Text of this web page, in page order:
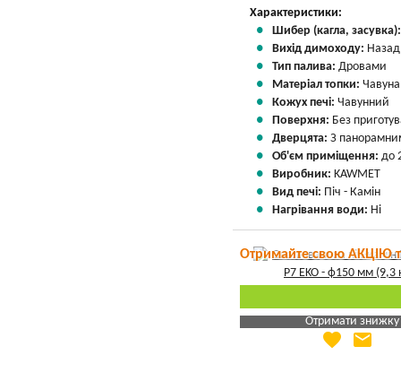
Характеристики:
Шибер (кагла,
Вихід димоходу:
Тип палива: Дровами
Матеріал топки: Чавуна
Кожух печі: Чавунний
Поверхня: Без
Дверцята: З
Об'єм приміщення: до
Виробник: KAWMET
Вид печі: Піч - Камін
Нагрівання води: Ні
Отримайте свою АКЦІЮ
Отримати знижку
Яка Ваша ціна
favorite email